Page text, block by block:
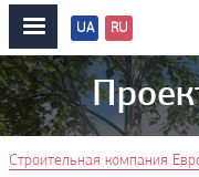
Строительная компания
Перевод
сайтов
UA RU